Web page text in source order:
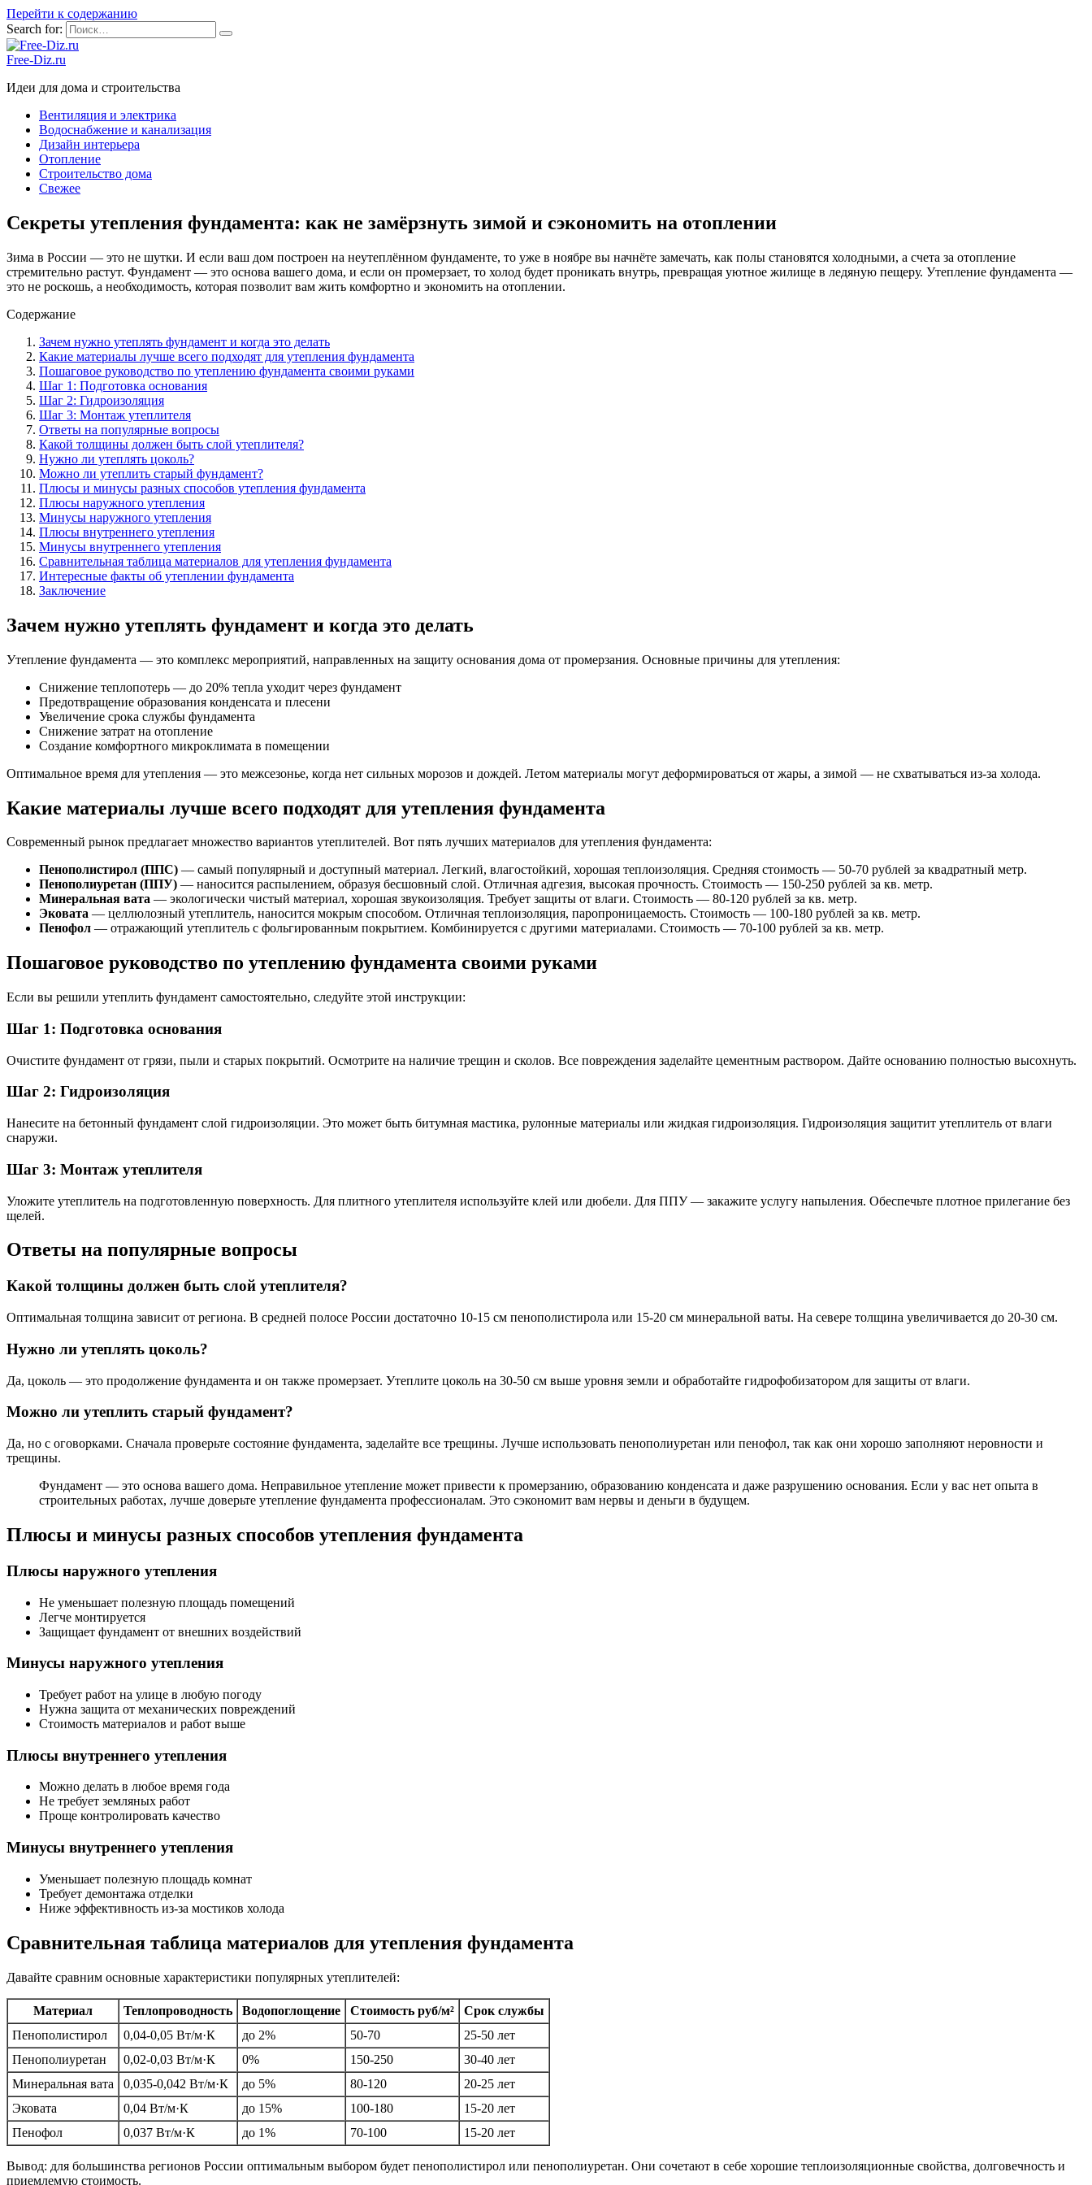
Перейти к содержанию
Search for:
Free-Diz.ru
Идеи для дома и строительства
Вентиляция и электрика
Водоснабжение и канализация
Дизайн интерьера
Отопление
Строительство дома
Свежее
Секреты утепления фундамента: как не замёрзнуть зимой и сэкономить на отоплении
Зима в России — это не шутки. И если ваш дом построен на неутеплённом фундаменте, то уже в ноябре вы начнёте замечать, как полы становятся холодными, а счета за отопление
стремительно растут. Фундамент — это основа вашего дома, и если он промерзает, то холод будет проникать внутрь, превращая уютное жилище в ледяную пещеру. Утепление фундамента —
это не роскошь, а необходимость, которая позволит вам жить комфортно и экономить на отоплении.
Содержание
Зачем нужно утеплять фундамент и когда это делать
Какие материалы лучше всего подходят для утепления фундамента
Пошаговое руководство по утеплению фундамента своими руками
Шаг 1: Подготовка основания
Шаг 2: Гидроизоляция
Шаг 3: Монтаж утеплителя
Ответы на популярные вопросы
Какой толщины должен быть слой утеплителя?
Нужно ли утеплять цоколь?
Можно ли утеплить старый фундамент?
Плюсы и минусы разных способов утепления фундамента
Плюсы наружного утепления
Минусы наружного утепления
Плюсы внутреннего утепления
Минусы внутреннего утепления
Сравнительная таблица материалов для утепления фундамента
Интересные факты об утеплении фундамента
Заключение
Зачем нужно утеплять фундамент и когда это делать
Утепление фундамента — это комплекс мероприятий, направленных на защиту основания дома от промерзания. Основные причины для утепления:
Снижение теплопотерь — до 20% тепла уходит через фундамент
Предотвращение образования конденсата и плесени
Увеличение срока службы фундамента
Снижение затрат на отопление
Создание комфортного микроклимата в помещении
Оптимальное время для утепления — это межсезонье, когда нет сильных морозов и дождей. Летом материалы могут деформироваться от жары, а зимой — не схватываться из-за холода.
Какие материалы лучше всего подходят для утепления фундамента
Современный рынок предлагает множество вариантов утеплителей. Вот пять лучших материалов для утепления фундамента:
Пенополистирол (ППС) — самый популярный и доступный материал. Легкий, влагостойкий, хорошая теплоизоляция. Средняя стоимость — 50-70 рублей за квадратный метр.
Пенополиуретан (ППУ) — наносится распылением, образуя бесшовный слой. Отличная адгезия, высокая прочность. Стоимость — 150-250 рублей за кв. метр.
Минеральная вата — экологически чистый материал, хорошая звукоизоляция. Требует защиты от влаги. Стоимость — 80-120 рублей за кв. метр.
Эковата — целлюлозный утеплитель, наносится мокрым способом. Отличная теплоизоляция, паропроницаемость. Стоимость — 100-180 рублей за кв. метр.
Пенофол — отражающий утеплитель с фольгированным покрытием. Комбинируется с другими материалами. Стоимость — 70-100 рублей за кв. метр.
Пошаговое руководство по утеплению фундамента своими руками
Если вы решили утеплить фундамент самостоятельно, следуйте этой инструкции:
Шаг 1: Подготовка основания
Очистите фундамент от грязи, пыли и старых покрытий. Осмотрите на наличие трещин и сколов. Все повреждения заделайте цементным раствором. Дайте основанию полностью высохнуть.
Шаг 2: Гидроизоляция
Нанесите на бетонный фундамент слой гидроизоляции. Это может быть битумная мастика, рулонные материалы или жидкая гидроизоляция. Гидроизоляция защитит утеплитель от влаги
снаружи.
Шаг 3: Монтаж утеплителя
Уложите утеплитель на подготовленную поверхность. Для плитного утеплителя используйте клей или дюбели. Для ППУ — закажите услугу напыления. Обеспечьте плотное прилегание без
щелей.
Ответы на популярные вопросы
Какой толщины должен быть слой утеплителя?
Оптимальная толщина зависит от региона. В средней полосе России достаточно 10-15 см пенополистирола или 15-20 см минеральной ваты. На севере толщина увеличивается до 20-30 см.
Нужно ли утеплять цоколь?
Да, цоколь — это продолжение фундамента и он также промерзает. Утеплите цоколь на 30-50 см выше уровня земли и обработайте гидрофобизатором для защиты от влаги.
Можно ли утеплить старый фундамент?
Да, но с оговорками. Сначала проверьте состояние фундамента, заделайте все трещины. Лучше использовать пенополиуретан или пенофол, так как они хорошо заполняют неровности и
трещины.
Фундамент — это основа вашего дома. Неправильное утепление может привести к промерзанию, образованию конденсата и даже разрушению основания. Если у вас нет опыта в
строительных работах, лучше доверьте утепление фундамента профессионалам. Это сэкономит вам нервы и деньги в будущем.
Плюсы и минусы разных способов утепления фундамента
Плюсы наружного утепления
Не уменьшает полезную площадь помещений
Легче монтируется
Защищает фундамент от внешних воздействий
Минусы наружного утепления
Требует работ на улице в любую погоду
Нужна защита от механических повреждений
Стоимость материалов и работ выше
Плюсы внутреннего утепления
Можно делать в любое время года
Не требует земляных работ
Проще контролировать качество
Минусы внутреннего утепления
Уменьшает полезную площадь комнат
Требует демонтажа отделки
Ниже эффективность из-за мостиков холода
Сравнительная таблица материалов для утепления фундамента
Давайте сравним основные характеристики популярных утеплителей:
Материал Теплопроводность Водопоглощение Стоимость руб/м²
Срок службы
Пенополистирол
0,04-0,05 Вт/м·К до 2% 50-70
25-50 лет
Пенополиуретан
0,02-0,03 Вт/м·К 0% 150-250
30-40 лет
Минеральная вата
0,035-0,042 Вт/м·К до 5% 80-120
20-25 лет
Эковата
0,04 Вт/м·К до 15% 100-180
15-20 лет
Пенофол
0,037 Вт/м·К до 1% 70-100 15-20 лет
Вывод: для большинства регионов России оптимальным выбором будет пенополистирол или пенополиуретан. Они сочетают в себе хорошие теплоизоляционные свойства, долговечность и
приемлемую стоимость.